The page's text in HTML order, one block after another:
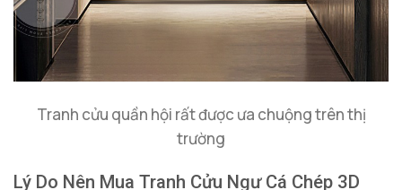
Tranh cửu quần hội rất được ưa chuộng trên thị
trường
Lý Do Nên Mua Tranh Cửu Ngư Cá Chép 3D